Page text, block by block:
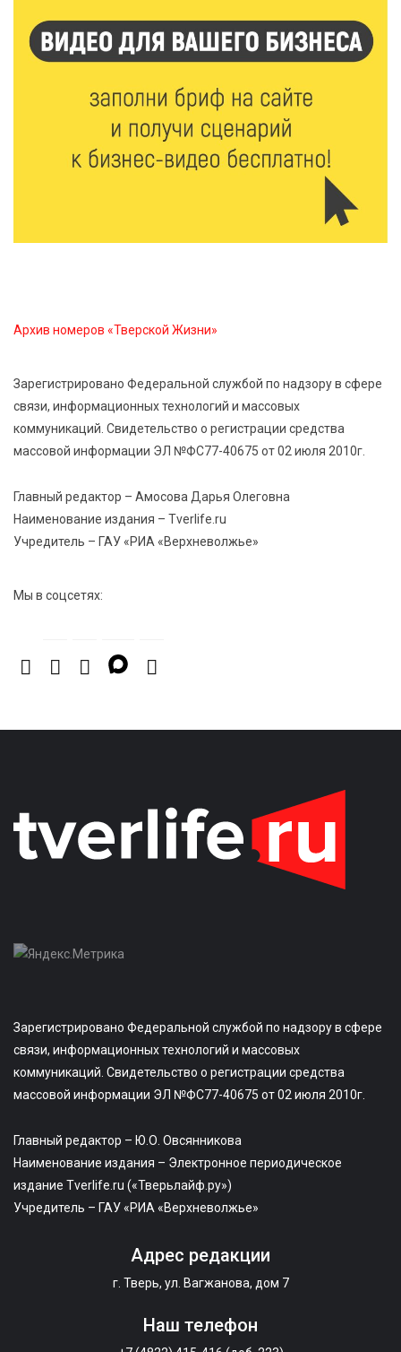
тверских заводов
«Дух больших побед»: глава спорткомитета оценил
состояние СШОР по гребле в Твери
Исследование: ежемесячная смена категорий
кешбэка создает волны спроса
Тверские «Романтики» покорили Витебск своей
хореографией
Архив номеров «Тверской Жизни»
Зарегистрировано Федеральной службой по надзору в сфере
связи, информационных технологий и массовых
коммуникаций. Свидетельство о регистрации средства
массовой информации ЭЛ №ФС77-40675 от 02 июля 2010г.
Главный редактор – Амосова Дарья Олеговна
Наименование издания – Tverlife.ru
Учредитель – ГАУ «РИА «Верхневолжье»
Мы в соцсетях:
Зарегистрировано Федеральной службой по надзору в сфере
связи, информационных технологий и массовых
коммуникаций. Свидетельство о регистрации средства
массовой информации ЭЛ №ФС77-40675 от 02 июля 2010г.
Главный редактор – Ю.О. Овсянникова
Наименование издания – Электронное периодическое
издание Tverlife.ru («Тверьлайф.ру»)
Учредитель – ГАУ «РИА «Верхневолжье»
Адрес редакции
г. Тверь, ул. Вагжанова, дом 7
Наш телефон